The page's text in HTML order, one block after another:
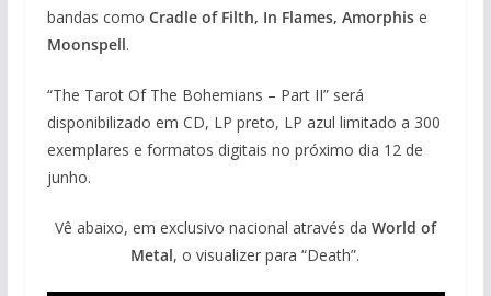
bandas como Cradle of Filth, In Flames, Amorphise
Moonspell.
“The Tarot Of The Bohemians – Part II” será
disponibilizado em CD, LP preto, LP azul limitado a 300
exemplares e formatos digitais no próximo dia 12 de
junho.
Vê abaixo, em exclusivo nacional através da World of
Metal, o visualizer para “Death”.